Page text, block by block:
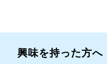
興味を持った方へ